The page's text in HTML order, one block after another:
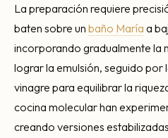
La preparación requiere
baten sobre un baño María a
incorporando gradualmente la
lograr la emulsión, seguido por
vinagre para equilibrar la
cocina molecular han
creando versiones